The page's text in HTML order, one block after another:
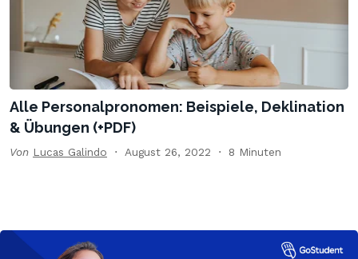
Alle Personalpronomen: Beispiele, Deklination
& Übungen (+PDF)
Von Lucas Galindo August 26, 2022 8 Minuten